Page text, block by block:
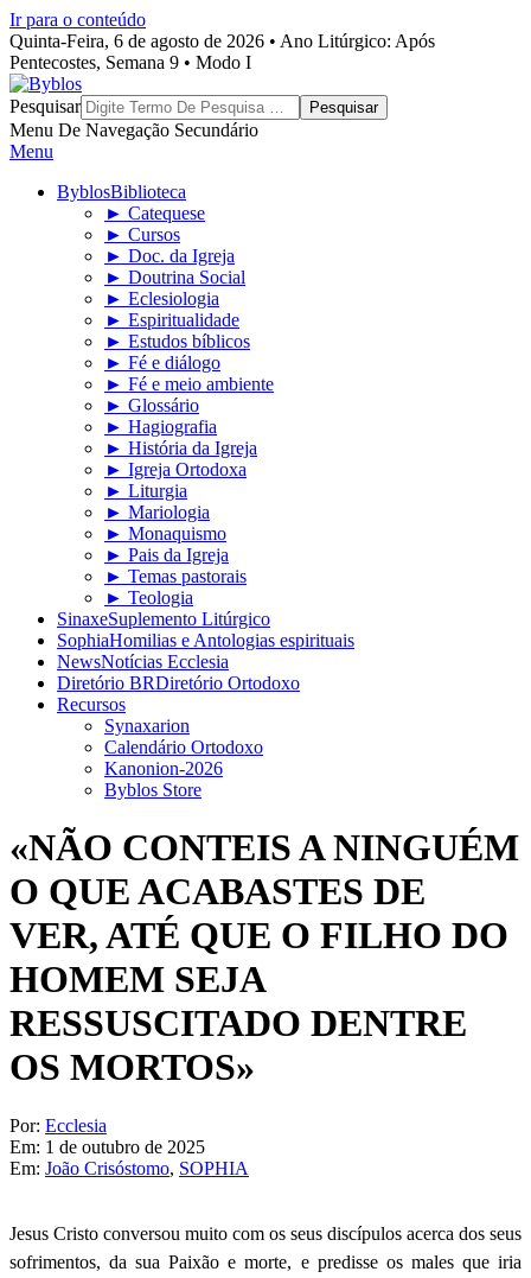
Ir para o conteúdo
Quinta-Feira, 6 de agosto de 2026 • Ano Litúrgico: Após
Pentecostes, Semana 9 • Modo I
Byblos
Pesquisar
Menu De Navegação Secundário
Menu
ByblosBiblioteca
► Catequese
► Cursos
► Doc. da Igreja
► Doutrina Social
► Eclesiologia
► Espiritualidade
► Estudos bíblicos
► Fé e diálogo
► Fé e meio ambiente
► Glossário
► Hagiografia
► História da Igreja
► Igreja Ortodoxa
► Liturgia
► Mariologia
► Monaquismo
► Pais da Igreja
► Temas pastorais
► Teologia
SinaxeSuplemento Litúrgico
SophiaHomilias e Antologias espirituais
NewsNotícias Ecclesia
Diretório BRDiretório Ortodoxo
Recursos
Synaxarion
Calendário Ortodoxo
Kanonion-2026
Byblos Store
«NÃO CONTEIS A NINGUÉM
O QUE ACABASTES DE
VER, ATÉ QUE O FILHO DO
HOMEM SEJA
RESSUSCITADO DENTRE
OS MORTOS»
Por: Ecclesia
Em: 1 de outubro de 2025
Em: João Crisóstomo, SOPHIA
Jesus Cristo conversou muito com os seus discípulos acerca dos seus
sofrimentos, da sua Paixão e morte, e predisse os males que iria